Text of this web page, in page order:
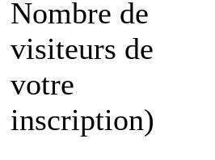
Nombre de
visiteurs de
votre
inscription)